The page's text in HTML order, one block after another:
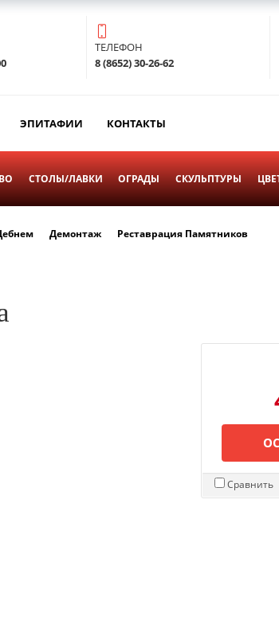
ТЕЛЕФОН
8 (8652) 30-26-62
ЭПИТАФИИ КОНТАКТЫ
СТОЛЫ/ЛАВКИ ОГРАДЫ СКУЛЬПТУРЫ
Демонтаж Реставрация Памятников
Сравнить